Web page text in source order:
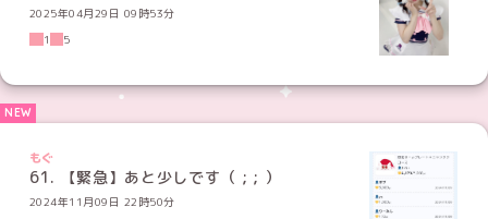
2025年04月29日 09時53分
1
5
もぐ
61. 【緊急】あと少しです（ ; ; ）
2024年11月09日 22時50分